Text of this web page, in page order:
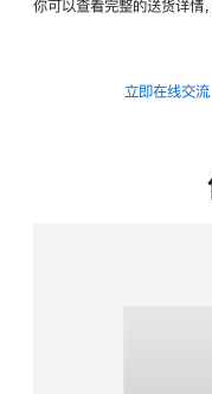
转
的
你可以查看完整的送货详情
立即在线交流